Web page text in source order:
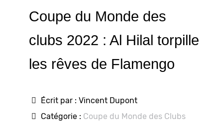
Coupe du Monde des
clubs 2022 : Al Hilal torpille
les rêves de Flamengo
Écrit par : Vincent Dupont
Catégorie : Coupe du Monde des Clubs